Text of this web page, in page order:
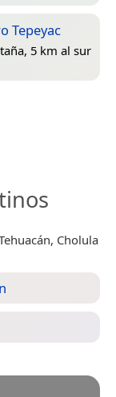
Tepeyac
5 km al sur
Cholula